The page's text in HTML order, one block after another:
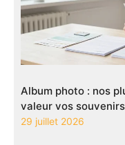
Album photo : nos
valeur vos souvenirs
29 juillet 2026